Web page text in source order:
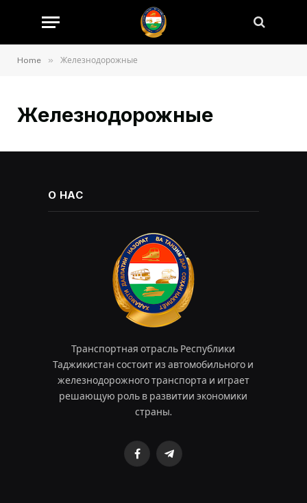
Home » Железнодорожные
Железнодорожные
О НАС
Транспортная отрасль Республики
Таджикистан состоит из автомобильного и
железнодорожного транспорта и играет
решающую роль в развитии экономики
страны.
FacebookTelegram